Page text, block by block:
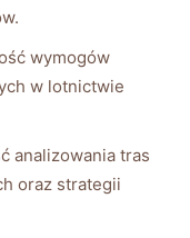
wymogów
w lotnictwie
analizowania tras
oraz strategii